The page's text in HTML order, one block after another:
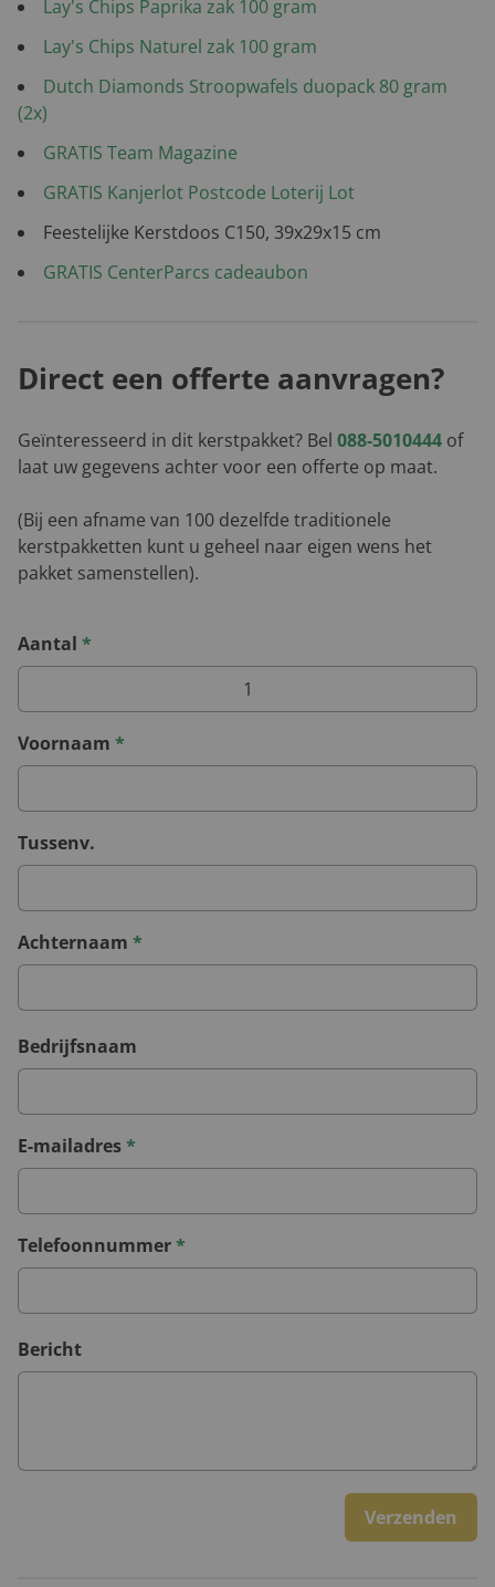
Lay's Chips Paprika zak 100 gram
Lay's Chips Naturel zak 100 gram
Dutch Diamonds Stroopwafels duopack 80 gram
(2x)
GRATIS Team Magazine
GRATIS Kanjerlot Postcode Loterij Lot
Feestelijke Kerstdoos C150, 39x29x15 cm
GRATIS CenterParcs cadeaubon
Direct een offerte aanvragen?
Geïnteresseerd in dit kerstpakket? Bel 088-5010444 of
laat uw gegevens achter voor een offerte op maat.
(Bij een afname van 100 dezelfde traditionele
kerstpakketten kunt u geheel naar eigen wens het
pakket samenstellen).
Aantal *
Voornaam *
Tussenv.
Achternaam *
Bedrijfsnaam
E-mailadres*
Telefoonnummer*
Bericht
Verzenden